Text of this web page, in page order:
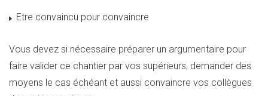
Etre convaincu pour convaincre
Vous devez si nécessaire préparer un argumentaire pour
faire valider ce chantier par vos supérieurs, demander des
moyens le cas échéant et aussi convaincre vos collègues